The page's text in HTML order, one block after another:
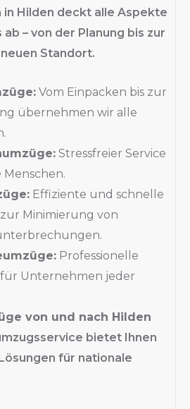
in Hilden deckt alle Aspekte
ab – von der Planung bis zur
Standort.
Vom Einpacken bis zur
übernehmen wir alle
Stressfreier Service
Effiziente und schnelle
Minimierung von
Professionelle
Unternehmen jeder
von und nach Hilden
bietet Ihnen
für nationale